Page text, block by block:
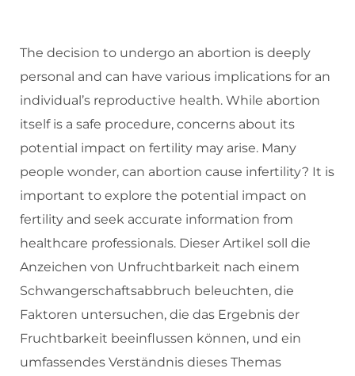
The decision to undergo an abortion is deeply
personal and can have various implications for an
individual’s reproductive health. While abortion
itself is a safe procedure, concerns about its
potential impact on fertility may arise. Many
people wonder, can abortion cause infertility? It is
important to explore the potential impact on
fertility and seek accurate information from
healthcare professionals. Dieser Artikel soll die
Anzeichen von Unfruchtbarkeit nach einem
Schwangerschaftsabbruch beleuchten, die
Faktoren untersuchen, die das Ergebnis der
Fruchtbarkeit beeinflussen können, und ein
umfassendes Verständnis dieses Themas